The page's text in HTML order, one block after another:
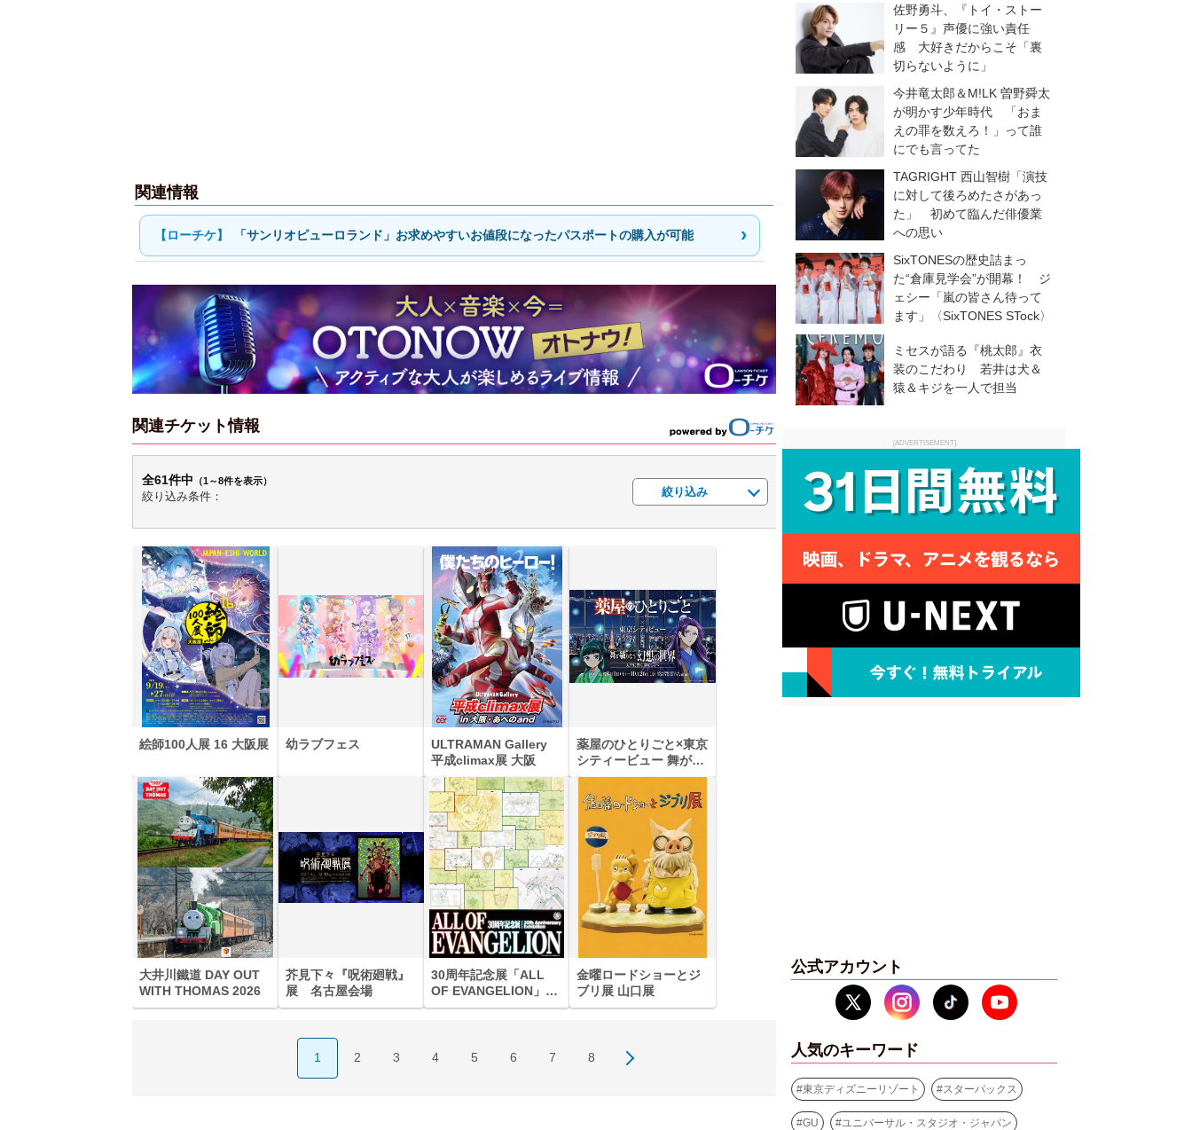
関連情報
「サンリオピューロランド」お求めやすいお値段になったパスポートの購入が可能
関連チケット情報
全61件中 （1～8件を表示）
絞り込み条件： 絞り込み
絵師100人展 16 大阪展 幼ラブフェス
ULTRAMAN Gallery
平成climax展 大阪
薬屋のひとりごと×東京
シティービュー 舞が織
りなす幻想の世界 ―
天空に響く、舞のしら
べ―
大井川鐵道 DAY OUT
WITH THOMAS 2026
芥見下々『呪術廻戦』
展 名古屋会場
30周年記念展「ALL
OF EVANGELION」
（盛岡）
金曜ロードショーとジ
ブリ展 山口展
1 2 3 4 5 6 7 8
佐野勇斗、『トイ・ストー
リー５』声優に強い責任
感 大好きだからこそ「裏
切らないように」
今井竜太郎＆M!LK 曽野舜太
が明かす少年時代 「おま
えの罪を数えろ！」って誰
にでも言ってた
TAGRIGHT 西山智樹「演技
に対して後ろめたさがあっ
た」 初めて臨んだ俳優業
への思い
SixTONESの歴史詰まっ
た“倉庫見学会”が開幕！ ジ
ェシー「嵐の皆さん待って
ます」〈SixTONES STock〉
ミセスが語る『桃太郎』衣
装のこだわり 若井は犬＆
猿＆キジを一人で担当
[ADVERTISEMENT]
公式アカウント
人気のキーワード
#東京ディズニーリゾート #スターバックス
#GU #ユニバーサル・スタジオ・ジャパン